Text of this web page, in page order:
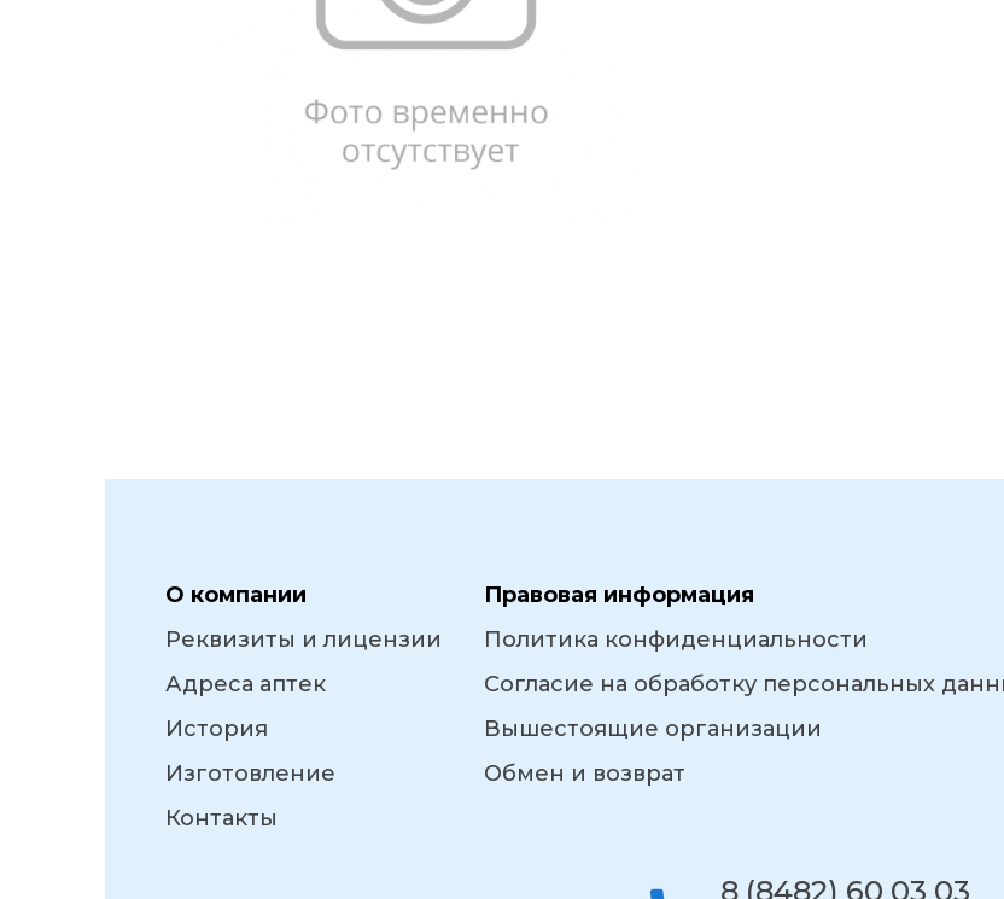
О компании
Реквизиты и лицензии
Адреса аптек
История
Изготовление
Контакты
Правовая информация
Политика конфиденциальности
Согласие на обработку персональных
Вышестоящие организации
Обмен и возврат
8 (8482) 60 03 03